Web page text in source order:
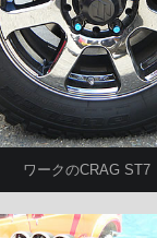
ワークのCRAG ST7